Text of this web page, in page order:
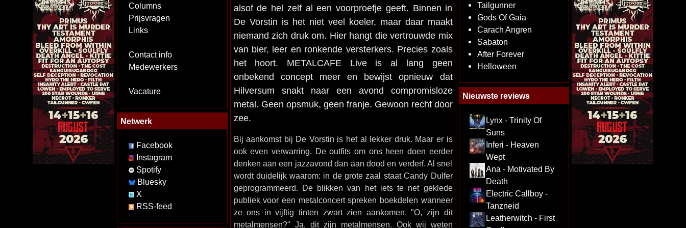
Columns
Prijsvragen
Links
Contact info
Medewerkers
Vacature
Netwerk
Facebook
Instagram
Spotify
Bluesky
X
RSS-feed
alsof de hel zelf al een voorproefje geeft. Binnen in
De Vorstin is het niet veel koeler, maar daar maakt
niemand zich druk om. Hier hangt die vertrouwde mix
van bier, leer en ronkende versterkers. Precies zoals
het hoort. METALCAFE Live is al lang geen
onbekend concept meer en bewijst opnieuw dat
Hilversum snakt naar een avond compromisloze
metal. Geen opsmuk, geen franje. Gewoon recht door
zee.
Bij aankomst bij De Vorstin is het al lekker druk. Maar er is
ook even verwarring. De outfits om ons heen doen eerder
denken aan een jazzavond dan aan dood en verderf. Al snel
wordt duidelijk waarom: in de grote zaal staat Candy Dulfer
geprogrammeerd. De blikken van het iets te net geklede
publiek voor een metalconcert spreken boekdelen wanneer
ze ons in vijftig tinten zwart zien aankomen. "O, zijn dit
metalmensen?" Ja, dit zijn metalmensen. Ook wij weten
Tailgunner
Gods Of Gaia
Carach Angren
Sabaton
After Forever
Helloween
Nieuwste reviews
Lynx - Trinity Of
Suns
Inferi - Heaven
Wept
Ana - Motivated By
Death
Electric Callboy -
Tanzneid
Leatherwitch - First